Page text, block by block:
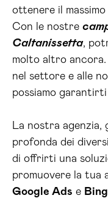
ottenere il massimo
Con le nostre
Caltanissetta,
molto altro ancora.
nel settore e alle
possiamo
La nostra agenzia,
profonda dei
di offrirti una
promuovere la tua
Google Ads e